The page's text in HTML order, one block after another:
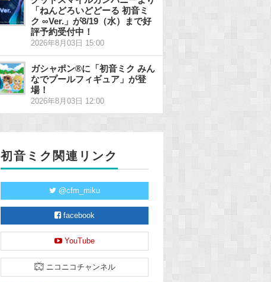
「ねんどろいどどーる 初音ミ
ク ∞Ver.」が8/19（水）まで好
評予約受付中！
2026年8月03日 15:00
ガシャポン®に「初音ミク みん
なでプールフィギュア」が登
場！
2026年8月03日 12:00
初音ミク関連リンク
@cfm_miku
facebook
YouTube
ニコニコチャンネル